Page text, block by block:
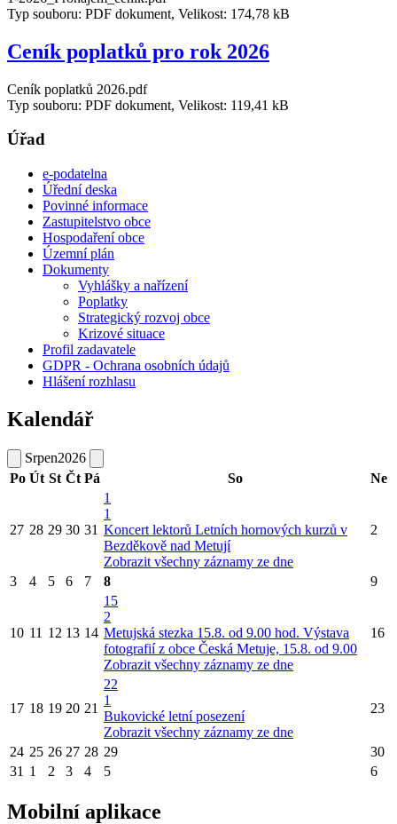
Typ souboru: PDF dokument, Velikost: 174,78 kB
Ceník poplatků pro rok 2026
Ceník poplatků 2026.pdf
Typ souboru: PDF dokument, Velikost: 119,41 kB
Úřad
e-podatelna
Úřední deska
Povinné informace
Zastupitelstvo obce
Hospodaření obce
Územní plán
Dokumenty
Vyhlášky a nařízení
Poplatky
Strategický rozvoj obce
Krizové situace
Profil zadavatele
GDPR - Ochrana osobních údajů
Hlášení rozhlasu
Kalendář
Srpen2026
Po Út St Čt Pá So Ne
27 28 29 30 31
1
1
Koncert lektorů Letních hornových kurzů v
Bezděkově nad Metují
Zobrazit všechny záznamy ze dne
2
3 4 5 6 7 8 9
10 11 12 13 14
15
2
Metujská stezka 15.8. od 9.00 hod. Výstava
fotografií z obce Česká Metuje, 15.8. od 9.00
Zobrazit všechny záznamy ze dne
16
17 18 19 20 21
22
1
Bukovické letní posezení
Zobrazit všechny záznamy ze dne
23
24 25 26 27 28 29
30
31 1 2 3 4 5 6
Mobilní aplikace